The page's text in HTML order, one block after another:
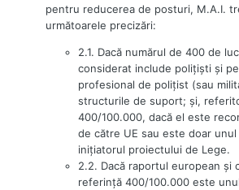
pentru reducerea de posturi, M.A.I.
următoarele precizări:
2.1. Dacă numărul de 400 de
considerat include poliţişti şi
profesional de poliţist (sau
structurile de suport; şi,
400/100.000, dacă el este
de către UE sau este doar
iniţiatorul proiectului de Lege.
2.2. Dacă raportul european şi
referinţă 400/100.000 este